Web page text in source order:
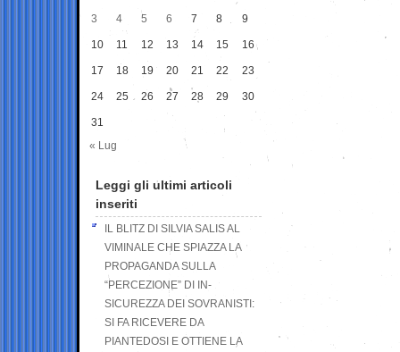
3 4 5 6 7 8 9
10 11 12 13 14 15 16
17 18 19 20 21 22 23
24 25 26 27 28 29 30
31
« Lug
Leggi gli ultimi articoli
inseriti
IL BLITZ DI SILVIA SALIS AL
VIMINALE CHE SPIAZZA LA
PROPAGANDA SULLA
“PERCEZIONE” DI IN-
SICUREZZA DEI SOVRANISTI:
SI FA RICEVERE DA
PIANTEDOSI E OTTIENE LA